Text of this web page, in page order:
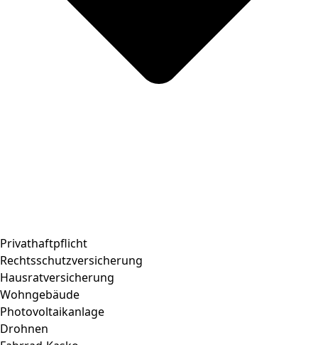
Privathaftpflicht
Rechtsschutzversicherung
Hausratversicherung
Wohngebäude
Photovoltaikanlage
Drohnen